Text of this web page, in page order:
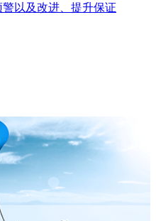
以及改进、提升保证